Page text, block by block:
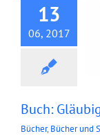
13
06, 2017
Buch:
Bücher, Bücher und